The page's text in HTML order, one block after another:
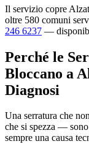
Il servizio copre
oltre 580 comuni
246 6237 —
Perché le
Bloccano a
Diagnosi
Una serratura che
che si spezza —
sempre una causa